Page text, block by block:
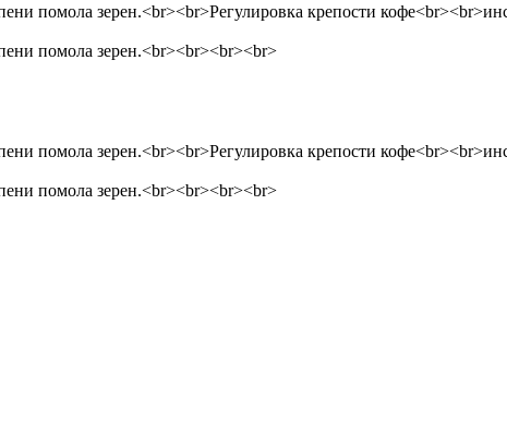
помола зерен.<br><br>Регулировка крепости
помола зерен.<br><br><br><br>
помола зерен.<br><br>Регулировка крепости
помола зерен.<br><br><br><br>